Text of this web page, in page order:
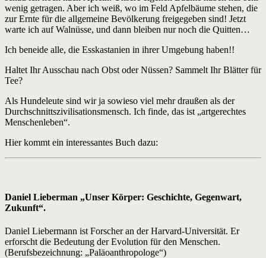
wenig getragen. Aber ich weiß, wo im Feld Apfelbäume stehen, die
zur Ernte für die allgemeine Bevölkerung freigegeben sind! Jetzt
warte ich auf Walnüsse, und dann bleiben nur noch die Quitten…
Ich beneide alle, die Esskastanien in ihrer Umgebung haben!!
Haltet Ihr Ausschau nach Obst oder Nüssen? Sammelt Ihr Blätter für
Tee?
Als Hundeleute sind wir ja sowieso viel mehr draußen als der
Durchschnittszivilisationsmensch. Ich finde, das ist „artgerechtes
Menschenleben“.
Hier kommt ein interessantes Buch dazu:
Daniel Lieberman „Unser Körper: Geschichte, Gegenwart,
Zukunft“.
Daniel Liebermann ist Forscher an der Harvard-Universität. Er
erforscht die Bedeutung der Evolution für den Menschen.
(Berufsbezeichnung: „Paläoanthropologe“)